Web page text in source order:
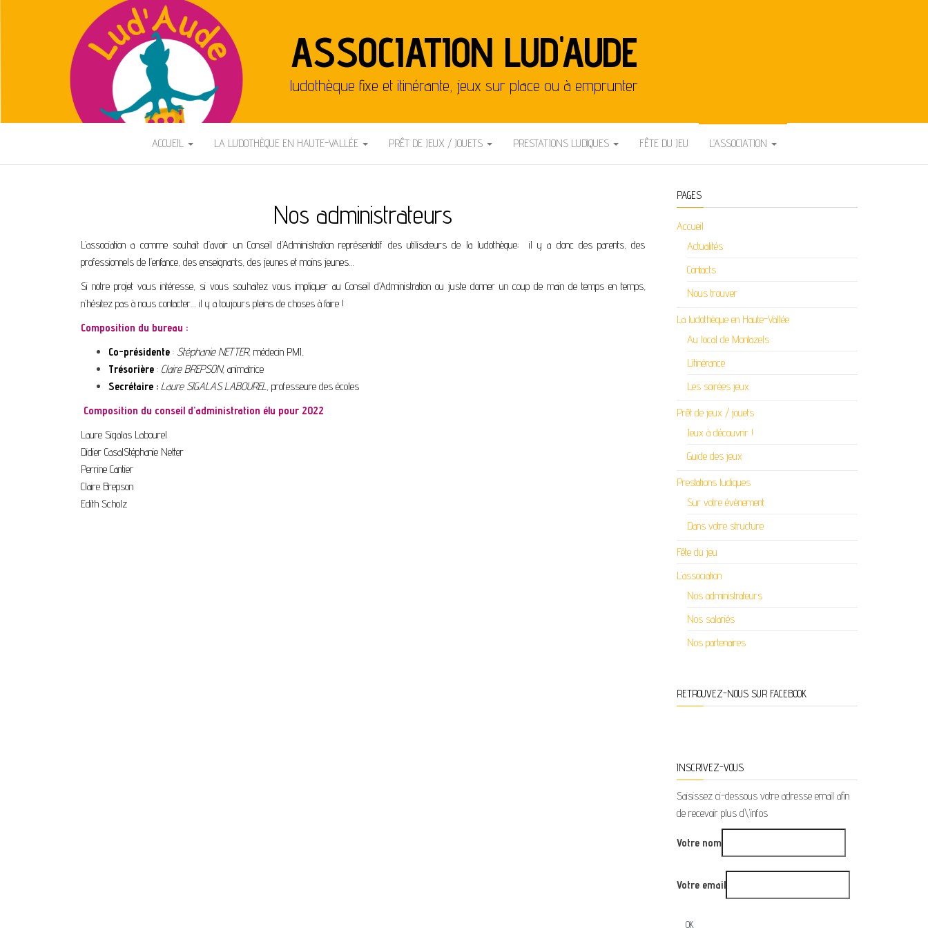
ASSOCIATION LUD'AUDE
ludothèque fixe et itinérante, jeux sur place ou à emprunter
ACCUEIL LA LUDOTHÈQUE EN HAUTE-VALLÉE PRÊT DE JEUX / JOUETS PRESTATIONS LUDIQUES FÊTE DU JEU L’ASSOCIATION
Nos administrateurs
L’association a comme souhait d’avoir un Conseil d’Administration représentatif des utilisateurs de la ludothèque; il y a donc des parents, des
professionnels de l’enfance, des enseignants, des jeunes et moins jeunes…
Si notre projet vous intéresse, si vous souhaitez vous impliquer au Conseil d’Administration ou juste donner un coup de main de temps en temps,
n’hésitez pas à nous contacter… il y a toujours pleins de choses à faire !
Composition du bureau :
Co-présidente : Stéphanie NETTER, médecin PMI,
Trésorière : Claire BREPSON, animatrice
Secrétaire : Laure SIGALAS LABOUREL, professeure des écoles
Composition du conseil d’administration élu pour 2022
Laure Sigalas Labourel
Didier CasalStéphanie Netter
Perrine Cantier
Claire Brepson
Edith Scholz
PAGES
Accueil
Actualités
Contacts
Nous trouver
La ludothèque en Haute-Vallée
Au local de Montazels
L’itinérance
Les soirées jeux
Prêt de jeux / jouets
Jeux à découvrir !
Guide des jeux
Prestations ludiques
Sur votre évènement
Dans votre structure
Fête du jeu
L’association
Nos administrateurs
Nos salariés
Nos partenaires
RETROUVEZ-NOUS SUR FACEBOOK
INSCRIVEZ-VOUS
Saisissez ci-dessous votre adresse email afin
de recevoir plus d\'infos
Votre nom
Votre email